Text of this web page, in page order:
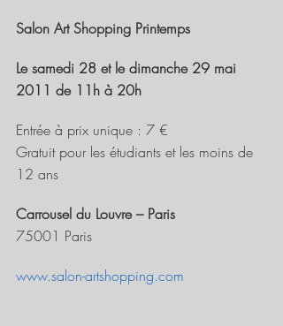
Salon Art Shopping Printemps
Le samedi 28 et le dimanche 29 mai
2011 de 11h à 20h
Entrée à prix unique : 7 €
Gratuit pour les étudiants et les moins de
12 ans
Carrousel du Louvre – Paris
75001 Paris
www.salon-artshopping.com